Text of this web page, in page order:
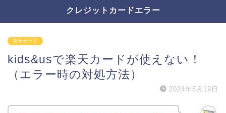
クレジットカードエラー
楽天カード
kids&usで楽天カードが使えない！
（エラー時の対処方法）
2024年5月19日